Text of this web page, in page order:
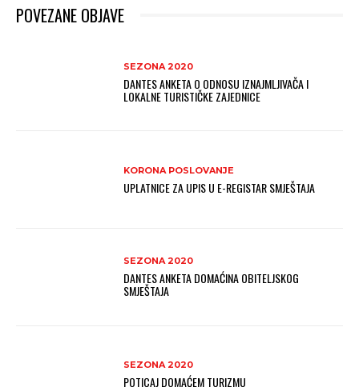
POVEZANE OBJAVE
SEZONA 2020
DANTES ANKETA O ODNOSU IZNAJMLJIVAČA I
LOKALNE TURISTIČKE ZAJEDNICE
KORONA POSLOVANJE
UPLATNICE ZA UPIS U E-REGISTAR SMJEŠTAJA
SEZONA 2020
DANTES ANKETA DOMAĆINA OBITELJSKOG
SMJEŠTAJA
SEZONA 2020
POTICAJ DOMAĆEM TURIZMU